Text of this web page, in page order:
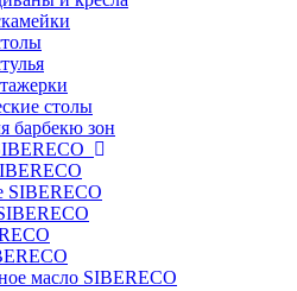
столы
барбекю зон
SIBERECO
масло SIBERECO